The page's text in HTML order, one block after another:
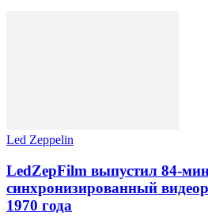
Led Zeppelin
LedZepFilm выпустил 84-
синхронизированный
1970 года